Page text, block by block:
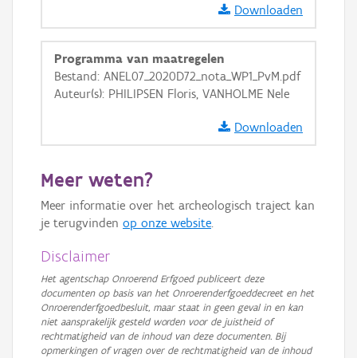
Ortho
GRB-Basiskaart in grijswaarden
Downloaden
Programma van maatregelen
Bestand: ANEL07_2020D72_nota_WP1_PvM.pdf
Auteur(s): PHILIPSEN Floris, VANHOLME Nele
Downloaden
Meer weten?
Meer informatie over het archeologisch traject kan
je terugvinden op onze website.
Disclaimer
Het agentschap Onroerend Erfgoed publiceert deze
documenten op basis van het Onroerenderfgoeddecreet en het
Onroerenderfgoedbesluit, maar staat in geen geval in en kan
niet aansprakelijk gesteld worden voor de juistheid of
rechtmatigheid van de inhoud van deze documenten. Bij
opmerkingen of vragen over de rechtmatigheid van de inhoud